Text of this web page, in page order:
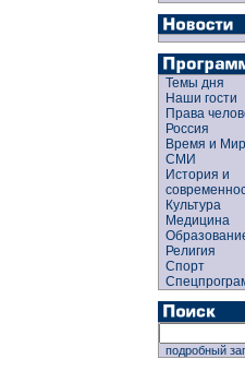
Темы дня
Наши гости
Права
Россия
Время и Мир
СМИ
История и
Культура
Медицина
Религия
Спорт
подробный